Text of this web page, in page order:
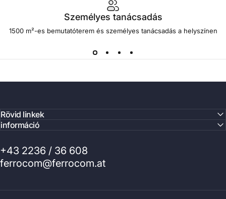
Személyes tanácsadás
1500 m²-es bemutatóterem és személyes tanácsadás a helyszínen
Rövid linkek
információ
+43 2236 / 36 608
ferrocom@ferrocom.at